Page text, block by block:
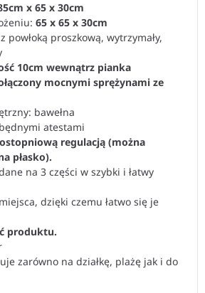
x 65 x 30cm
65 x 65 x 30cm
powłoką proszkową, wytrzymały,
10cm wewnątrz pianka
mocnymi sprężynami ze
bawełna
atestami
regulacją (można
płasko).
na 3 części w szybki i łatwy
dzięki czemu łatwo się je
produktu.
zarówno na działkę, plażę jak i do